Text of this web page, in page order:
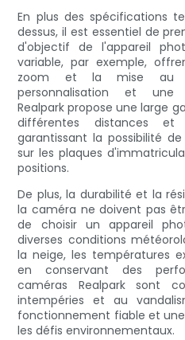
En plus des spécifications
dessus, il est essentiel de
d'objectif de l'appareil
variable, par exemple,
zoom et la mise au
personnalisation et une
Realpark propose une large
différentes distances et
garantissant la possibilité
sur les plaques
positions.
De plus, la durabilité et la
la caméra ne doivent pas
de choisir un appareil
diverses conditions
la neige, les températures
en conservant des
caméras Realpark sont
intempéries et au
fonctionnement fiable et
les défis environnementaux.